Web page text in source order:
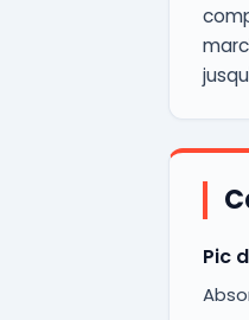
Pic